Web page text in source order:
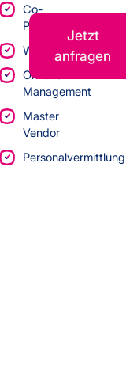
Co-
Packing
Werkvertrag
On-Site-
Management
Master
Vendor
Personalvermittlung
Jetzt
anfragen